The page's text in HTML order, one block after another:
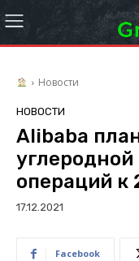
Новости
НОВОСТИ
Alibaba
операций к
17.12.2021
Facebook